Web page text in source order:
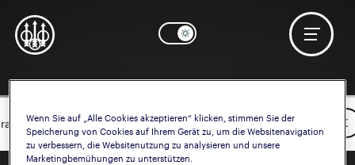
Sie Hilfe? Starten Sie die Konfiguration der Schaft OK
Wenn Sie auf „Alle Cookies akzeptieren“ klicken, stimmen Sie der
Speicherung von Cookies auf Ihrem Gerät zu, um die Websitenavigation
zu verbessern, die Websitenutzung zu analysieren und unsere
Marketingbemühungen zu unterstützen.